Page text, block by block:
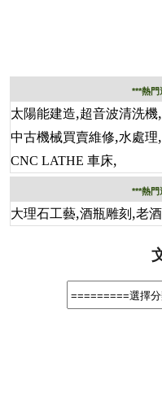
***熱
太陽能建造,超音波清洗機,
中古機械買賣維修,水處理,
CNC LATHE 車床,
***熱
大理石工藝,酒瓶雕刻 ,老